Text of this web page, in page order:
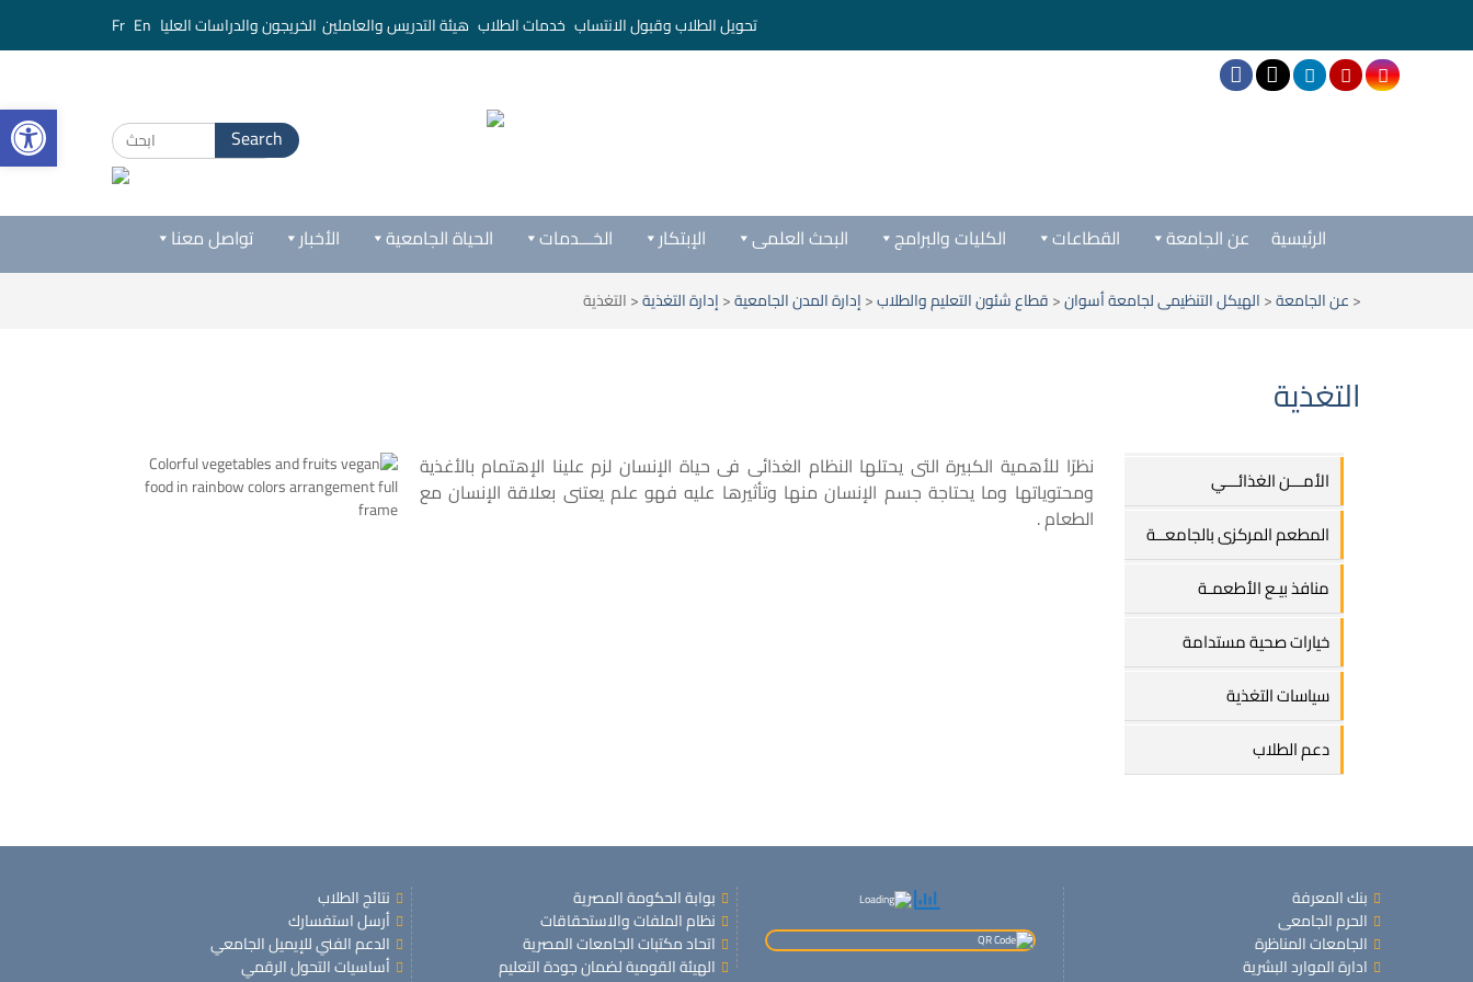
تحويل الطلاب وقبول الانتساب خدمات الطلاب هيئة التدريس والعاملين الخريجون والدراسات العليا
تواصل معنا الأخبار الحياة الجامعية الخـــدمات الإبتكار البحث العلمى الكليات والبرامج القطاعات عن الجامعة الرئيسية
<عن الجامعة<الهيكل التنظيمى لجامعة أسوان<قطاع شئون التعليم والطلاب<إدارة المدن الجامعية<إدارة التغذية<التغذية
التغذية
نظرًا للأهمية الكبيرة التى يحتلها النظام الغذائى فى حياة الإنسان لزم علينا الإهتمام بالأغذية
ومحتوياتها وما يحتاجة جسم الإنسان منها وتأثيرها عليه فهو علم يعتنى بعلاقة الإنسان مع
الطعام .
الأمـــن الغذائـــي
المطعم المركزى بالجامعــة
منافذ بيـع الأطعمـة
خيارات صحية مستدامة
سياسات التغذية
دعم الطلاب
نتائج الطلاب
أرسل استفسارك
الدعم الفني للإيميل الجامعي
أساسيات التحول الرقمي
بوابة الحكومة المصرية
نظام الملفات والاستحقاقات
اتحاد مكتبات الجامعات المصرية
الهيئة القومية لضمان جودة التعليم
بنك المعرفة
الحرم الجامعى
الجامعات المناظرة
ادارة الموارد البشرية